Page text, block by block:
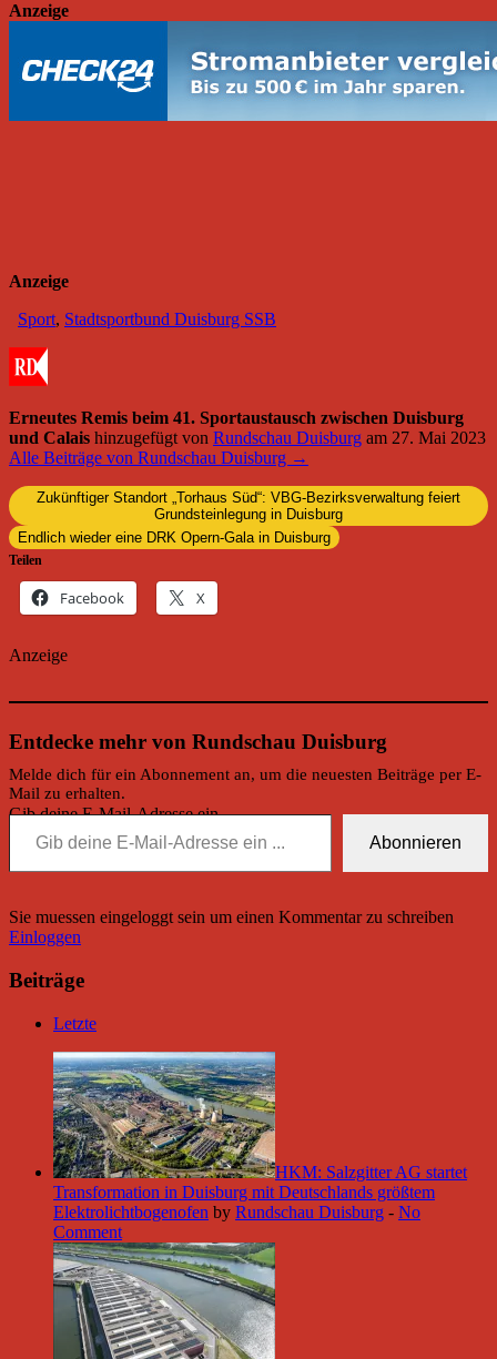
Anzeige
Anzeige
Sport, Stadtsportbund Duisburg SSB
Erneutes Remis beim 41. Sportaustausch zwischen Duisburg
und Calais hinzugefügt von Rundschau Duisburg am 27. Mai 2023
Alle Beiträge von Rundschau Duisburg →
Zukünftiger Standort „Torhaus Süd“: VBG-Bezirksverwaltung feiert
Grundsteinlegung in Duisburg
Endlich wieder eine DRK Opern-Gala in Duisburg
Teilen
Facebook X
Anzeige
Entdecke mehr von Rundschau Duisburg
Melde dich für ein Abonnement an, um die neuesten Beiträge per E-
Mail zu erhalten.
Gib deine E-Mail-Adresse ein ...
Abonnieren
Sie muessen eingeloggt sein um einen Kommentar zu schreiben
Einloggen
Beiträge
Letzte
HKM: Salzgitter AG startet
Transformation in Duisburg mit Deutschlands größtem
Elektrolichtbogenofen by Rundschau Duisburg - No
Comment